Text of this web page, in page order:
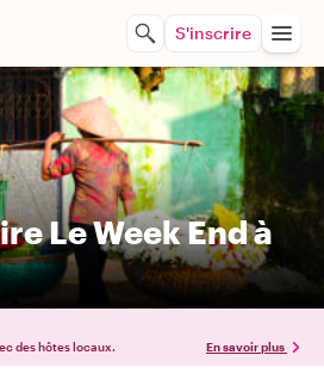
S'inscrire
Le Week End à
des hôtes locaux. En savoir plus